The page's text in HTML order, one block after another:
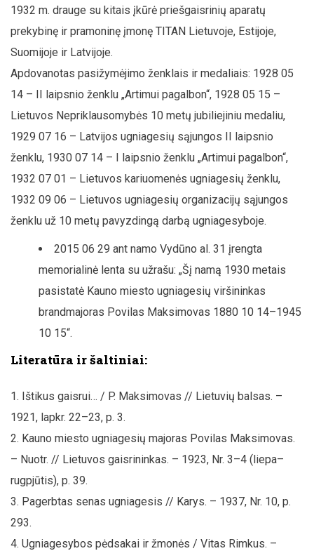
1932 m. drauge su kitais įkūrė priešgaisrinių aparatų
prekybinę ir pramoninę įmonę TITAN Lietuvoje, Estijoje,
Suomijoje ir Latvijoje.
Apdovanotas pasižymėjimo ženklais ir medaliais: 1928 05
14 – II laipsnio ženklu „Artimui pagalbon“, 1928 05 15 –
Lietuvos Nepriklausomybės 10 metų jubiliejiniu medaliu,
1929 07 16 – Latvijos ugniagesių sąjungos II laipsnio
ženklu, 1930 07 14 – I laipsnio ženklu „Artimui pagalbon“,
1932 07 01 – Lietuvos kariuomenės ugniagesių ženklu,
1932 09 06 – Lietuvos ugniagesių organizacijų sąjungos
ženklu už 10 metų pavyzdingą darbą ugniagesyboje.
2015 06 29 ant namo Vydūno al. 31 įrengta
memorialinė lenta su užrašu: „Šį namą 1930 metais
pasistatė Kauno miesto ugniagesių viršininkas
brandmajoras Povilas Maksimovas 1880 10 14–1945
10 15“.
Literatūra ir šaltiniai:
Ištikus gaisrui… / P. Maksimovas // Lietuvių balsas. –
1921, lapkr. 22–23, p. 3.
Kauno miesto ugniagesių majoras Povilas Maksimovas.
– Nuotr. // Lietuvos gaisrininkas. – 1923, Nr. 3–4 (liepa–
rugpjūtis), p. 39.
Pagerbtas senas ugniagesis // Karys. – 1937, Nr. 10, p.
293.
Ugniagesybos pėdsakai ir žmonės / Vitas Rimkus. –